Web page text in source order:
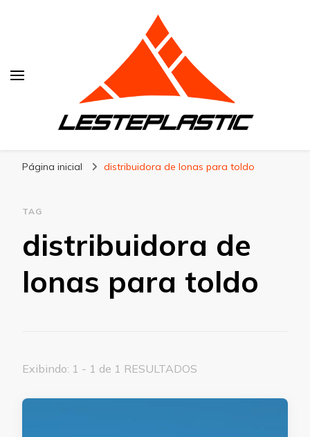
Página inicial distribuidora de lonas para toldo
TAG
distribuidora de
lonas para toldo
Exibindo: 1 - 1 de 1 RESULTADOS